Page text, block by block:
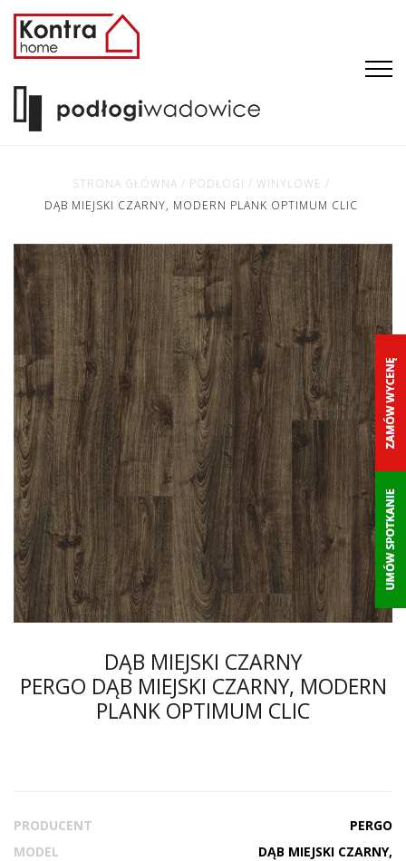
STRONA GŁÓWNA / PODŁOGI / WINYLOWE /
DĄB MIEJSKI CZARNY, MODERN PLANK OPTIMUM CLIC
DĄB MIEJSKI CZARNY
PERGO DĄB MIEJSKI CZARNY, MODERN
PLANK OPTIMUM CLIC
PRODUCENT
PERGO
MODEL
DĄB MIEJSKI CZARNY,